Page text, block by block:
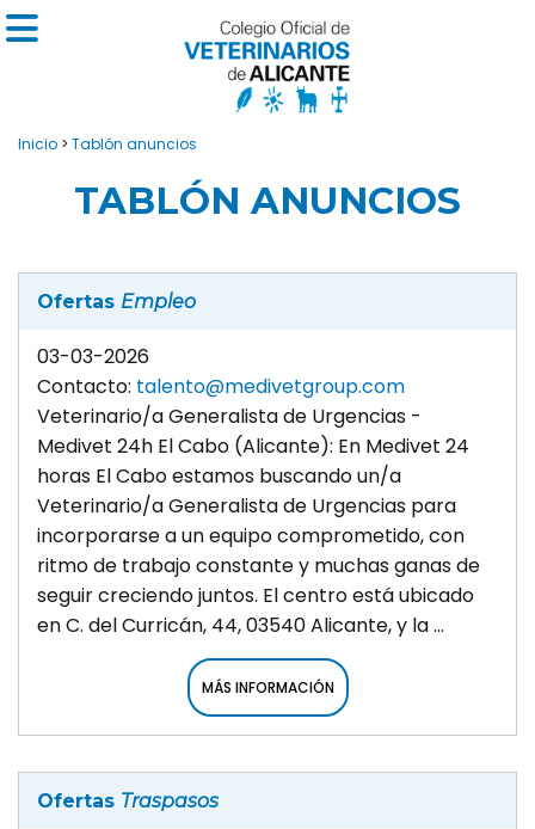
Inicio > Tablón anuncios
TABLÓN ANUNCIOS
Ofertas Empleo
03-03-2026
Contacto: talento@medivetgroup.com
Veterinario/a Generalista de Urgencias -
Medivet 24h El Cabo (Alicante): En Medivet 24
horas El Cabo estamos buscando un/a
Veterinario/a Generalista de Urgencias para
incorporarse a un equipo comprometido, con
ritmo de trabajo constante y muchas ganas de
seguir creciendo juntos. El centro está ubicado
en C. del Curricán, 44, 03540 Alicante, y la ...
MÁS INFORMACIÓN
Ofertas Traspasos